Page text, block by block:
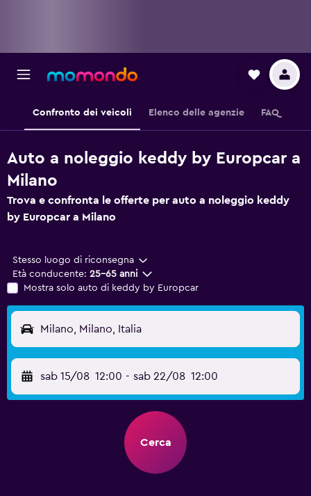
Confronto dei veicoli Elenco delle agenzie FAQ
Auto a noleggio keddy by Europcar a
Milano
Trova e confronta le offerte per auto a noleggio keddy
by Europcar a Milano
Stesso luogo di riconsegna
Età conducente: 25-65 anni
Mostra solo auto di keddy by Europcar
Milano, Milano, Italia
sab 15/08 12:00 - sab 22/08 12:00
Cerca